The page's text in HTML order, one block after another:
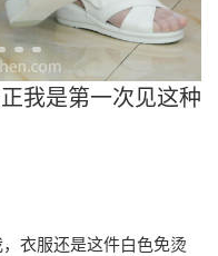
我是第一次见这种
衣服还是这件白色免烫